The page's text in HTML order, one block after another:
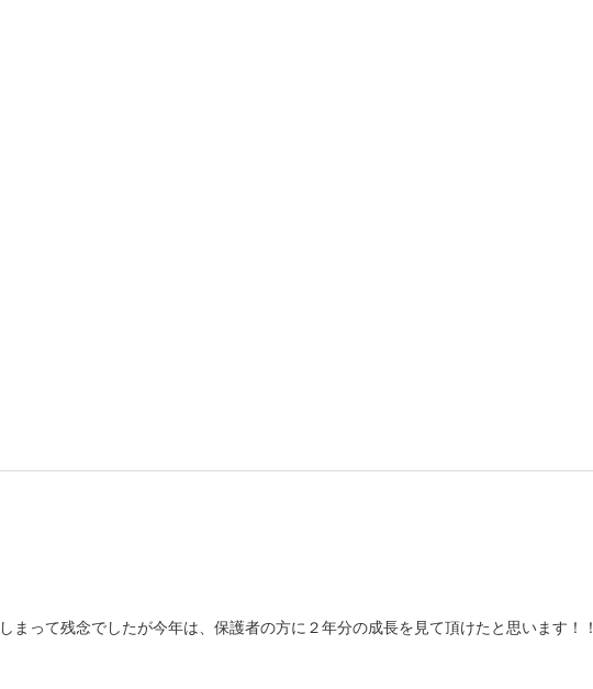
って残念でしたが今年は、保護者の方に２年分の成長を見て頂けたと思います！！